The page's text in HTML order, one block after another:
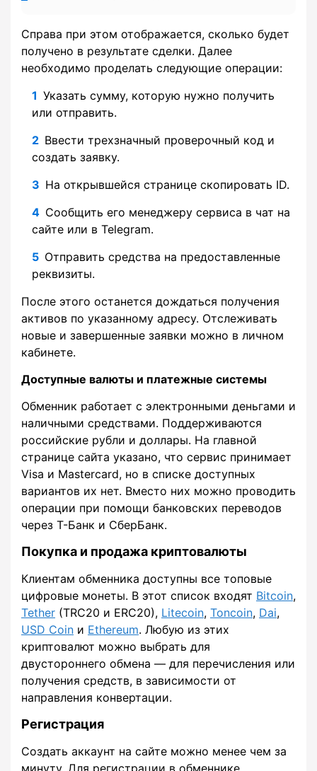
Справа при этом отображается, сколько будет
получено в результате сделки. Далее
необходимо проделать следующие операции:
Указать сумму, которую нужно получить
или отправить.
Ввести трехзначный проверочный код и
создать заявку.
На открывшейся странице скопировать ID.
Сообщить его менеджеру сервиса в чат на
сайте или в Telegram.
Отправить средства на предоставленные
реквизиты.
После этого останется дождаться получения
активов по указанному адресу. Отслеживать
новые и завершенные заявки можно в личном
кабинете.
Доступные валюты и платежные системы
Обменник работает с электронными деньгами и
наличными средствами. Поддерживаются
российские рубли и доллары. На главной
странице сайта указано, что сервис принимает
Visa и Mastercard, но в списке доступных
вариантов их нет. Вместо них можно проводить
операции при помощи банковских переводов
через Т-Банк и СберБанк.
Покупка и продажа криптовалюты
Клиентам обменника доступны все топовые
цифровые монеты. В этот список входят Bitcoin,
Tether (TRC20 и ERC20), Litecoin, Toncoin, Dai,
USD Coin и Ethereum. Любую из этих
криптовалют можно выбрать для
двустороннего обмена — для перечисления или
получения средств, в зависимости от
направления конвертации.
Регистрация
Создать аккаунт на сайте можно менее чем за
минуту. Для регистрации в обменнике